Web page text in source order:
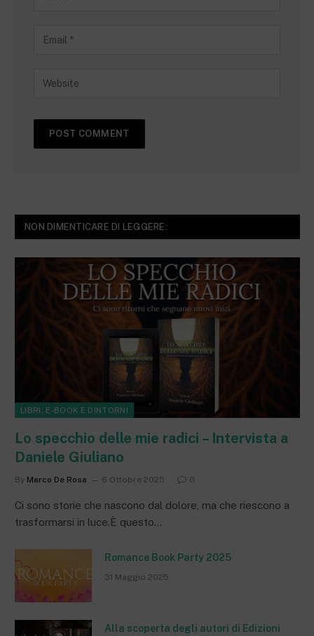
NON DIMENTICARE DI LEGGERE:
LIBRI, E-BOOK E DINTORNI
Lo specchio delle mie radici – Intervista a
Daniele Giuliano
By Marco De Rosa 6 Ottobre 2025 0
Ci sono storie che nascono dal dolore, ma che riescono a
trasformarsi in luce.È questo…
Romance Book Party 2025
31 Maggio 2025
Alla scoperta degli autori di Edizioni